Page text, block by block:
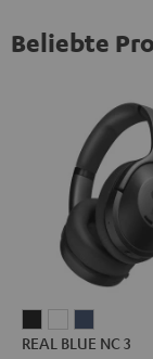
Beliebte
BLUEBLUEBLUE
REAL BLUE NC 3